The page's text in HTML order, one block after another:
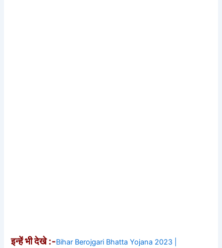
इन्हें भी देखे :-Bihar Berojgari Bhatta Yojana 2023 |